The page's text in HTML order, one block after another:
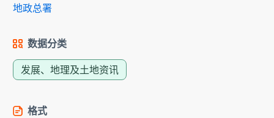
地政总署
数据分类
发展、地理及土地资讯
格式